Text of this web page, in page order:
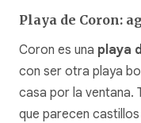
Playa de Coron:
Coron es una playa
con ser otra playa
casa por la ventana.
que parecen